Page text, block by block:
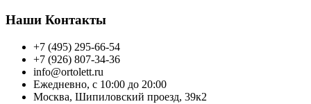
Наши Контакты
+7 (495) 295-66-54
+7 (926) 807-34-36
info@ortolett.ru
Ежедневно, с 10:00 до 20:00
Москва, Шипиловский проезд, 39к2